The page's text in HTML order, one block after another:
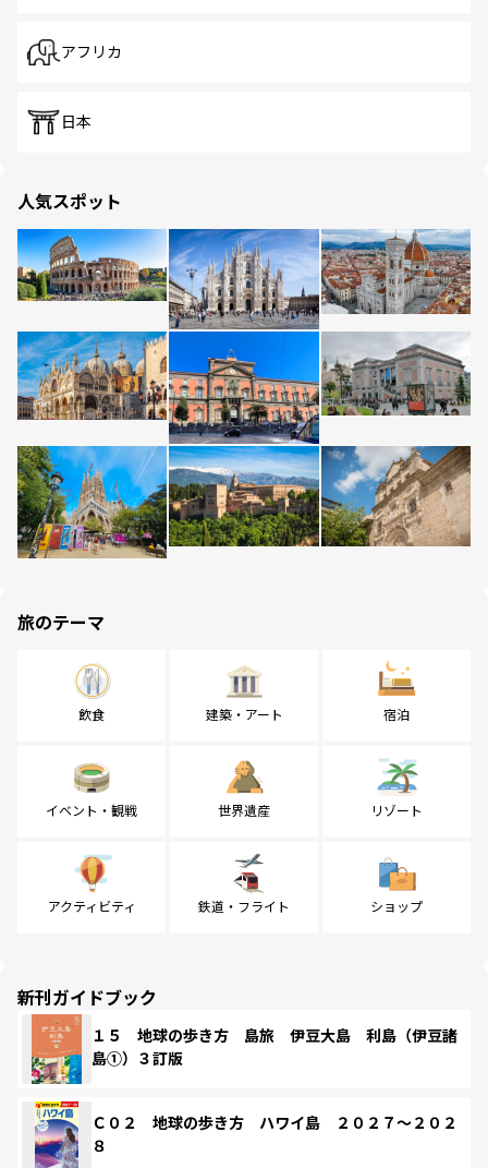
アフリカ
日本
人気スポット
旅のテーマ
飲食 建築・アート 宿泊
イベント・観戦 世界遺産 リゾート
アクティビティ 鉄道・フライト ショップ
新刊ガイドブック
１５ 地球の歩き方 島旅 伊豆大島 利島（伊豆諸
島①）３訂版
Ｃ０２ 地球の歩き方 ハワイ島 ２０２７～２０２
８